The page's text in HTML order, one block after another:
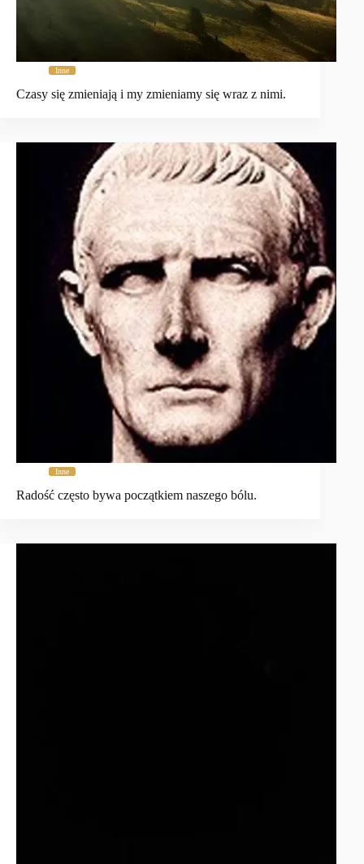
Inne
Czasy się zmieniają i my zmieniamy się wraz z nimi.
Inne
Radość często bywa początkiem naszego bólu.